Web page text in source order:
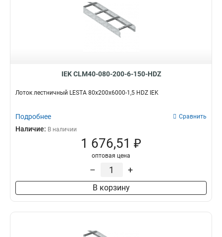
IEK CLM40-080-200-6-150-HDZ
Лоток лестничный LESTA 80х200х6000-1,5 HDZ IEK
Подробнее Сравнить
Наличие: В наличии
1 676,51 ₽
оптовая цена
– +
В корзину